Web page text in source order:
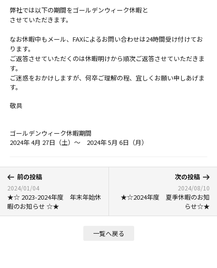
弊社では以下の期間をゴールデンウィーク休暇と
させていただきます。
なお休暇中もメール、FAXによるお問い合わせは24時間受け付けてお
ります。
ご返答させていただくのは休暇明けから順次ご返答させていただきま
す。
ご迷惑をおかけしますが、何卒ご理解の程、宜しくお願い申しあげま
す。
敬具
ゴールデンウィーク休暇期間
2024年 4月 27日（土）～ 2024年 5月 6日（月）
前の投稿
2024/01/04
★☆ 2023-2024年度 年末年始休
暇のお知らせ ☆★
次の投稿
2024/08/10
★☆2024年度 夏季休暇のお知
らせ☆★
一覧へ戻る